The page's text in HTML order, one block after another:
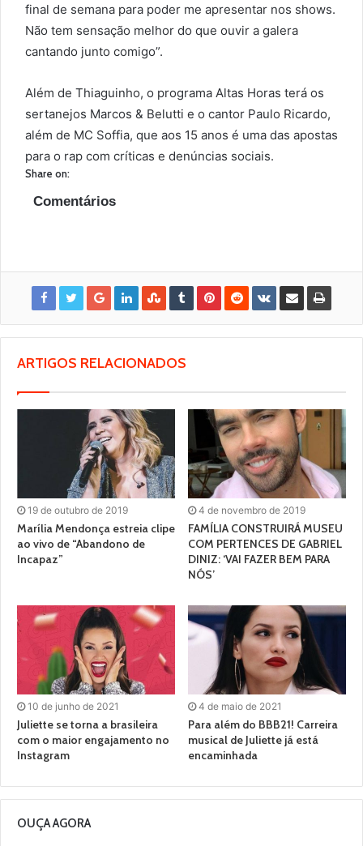
final de semana para poder me apresentar nos shows.
Não tem sensação melhor do que ouvir a galera
cantando junto comigo”.
Além de Thiaguinho, o programa Altas Horas terá os
sertanejos Marcos & Belutti e o cantor Paulo Ricardo,
além de MC Soffia, que aos 15 anos é uma das apostas
para o rap com críticas e denúncias sociais.
Share on:
Comentários
ARTIGOS RELACIONADOS
19 de outubro de 2019
Marília Mendonça estreia clipe
ao vivo de “Abandono de
Incapaz”
4 de novembro de 2019
FAMÍLIA CONSTRUIRÁ MUSEU
COM PERTENCES DE GABRIEL
DINIZ: ‘VAI FAZER BEM PARA
NÓS’
10 de junho de 2021
Juliette se torna a brasileira
com o maior engajamento no
Instagram
4 de maio de 2021
Para além do BBB21! Carreira
musical de Juliette já está
encaminhada
OUÇA AGORA